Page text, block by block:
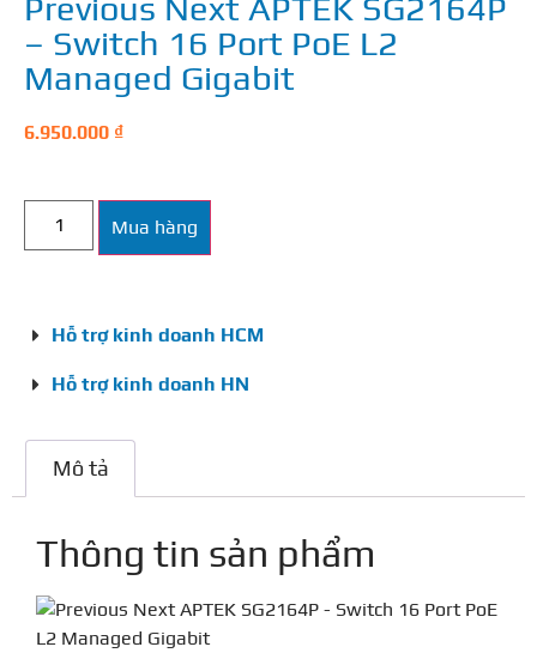
– Switch 16 Port PoE L2
Managed Gigabit
6.950.000 ₫
Mua hàng
Hỗ trợ kinh doanh HCM
Hỗ trợ kinh doanh HN
Mô tả
Thông tin sản phẩm